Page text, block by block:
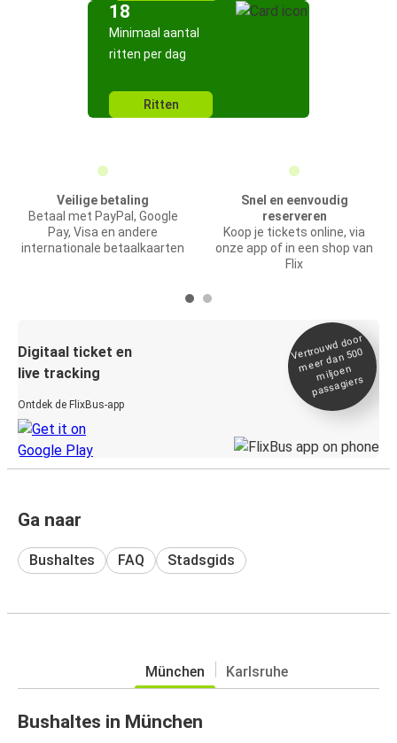
18
Minimaal aantal
ritten per dag
Ritten
Veilige betaling
Betaal met PayPal, Google
Pay, Visa en andere
internationale betaalkaarten
Snel en eenvoudig
reserveren
Koop je tickets online, via
onze app of in een shop van
Flix
Digitaal ticket en
live tracking
Ontdek de FlixBus-app
Vertrou
wd door
meer dan 500
miljoen
passagiers
Ga naar
Bushaltes FAQ Stadsgids
München Karlsruhe
Bushaltes in München